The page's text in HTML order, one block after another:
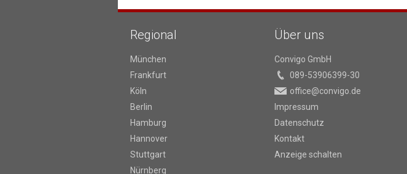
Regional
München
Frankfurt
Köln
Berlin
Hamburg
Hannover
Stuttgart
Nürnberg
Über uns
Convigo GmbH
089-53906399-30
office@convigo.de
Impressum
Datenschutz
Kontakt
Anzeige schalten